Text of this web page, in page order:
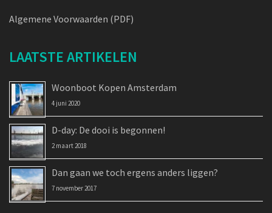
Algemene Voorwaarden (PDF)
LAATSTE ARTIKELEN
Woonboot Kopen Amsterdam
4 juni 2020
D-day: De dooi is begonnen!
2 maart 2018
Dan gaan we toch ergens anders liggen?
7 november 2017